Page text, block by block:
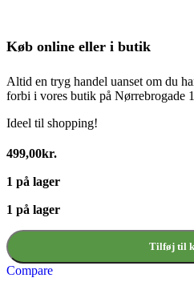
Køb online eller i butik
Altid en tryg handel uanset om du
forbi i vores butik på Nørrebrogade
Ideel til shopping!
499,00kr.
1 på lager
1 på lager
Tilføj til
Compare